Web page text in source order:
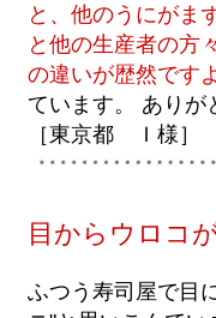
と、他のうにがま
と他の生産者の方
の違いが歴然です
ています。 ありが
［東京都 Ｉ様］
目からウロコ
ふつう寿司屋で目